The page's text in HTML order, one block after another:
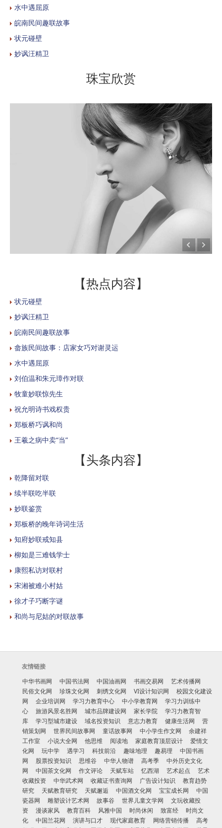
水中遇屈原
皖南民间趣联故事
状元碰壁
妙讽汪精卫
珠宝欣赏
【热点内容】
状元碰壁
妙讽汪精卫
皖南民间趣联故事
畲族民间故事：店家女巧对谢灵运
水中遇屈原
刘伯温和朱元璋作对联
牧童妙联惊先生
祝允明诗书戏权贵
郑板桥巧讽和尚
王羲之病中卖“当”
【头条内容】
乾降留对联
续半联吃半联
妙联鉴赏
郑板桥的晚年诗词生活
知府妙联戒知县
柳如是三难钱学士
康熙私访对联村
宋湘被难小村姑
徐才子巧断字谜
和尚与尼姑的对联故事
友情链接
中华书画网
中国书法网 中国油画网 书画交易网
艺术传播网
民俗文化网
珍珠文化网 刺绣文化网 VI设计知识网
校园文化建设
网
企业培训网 学习力教育中心 中小学教育网
学习力训练中
心
旅游风景名胜网 城市品牌建设网 家长学院
学习力教育智
库
学习型城市建设 域名投资知识 意志力教育 健康生活网
营
销策划网
世界民间故事网 童话故事网 中小学生作文网
余建祥
工作室
小说大全网 他思维 阅读地 家庭教育顶层设计
爱情文
化网
玩中学 遇学习 科技前沿 趣味地理 趣易理
中国书画
网
股票投资知识 思维谷 中华人物谱 高考季
中外历史文化
网
中国茶文化网 作文评论 天赋车站 忆西湖 艺术起点
艺术
收藏投资
中华武术网 收藏证书查询网 广告设计知识
教育趋势
研究
天赋教育研究 天赋邂逅 中国酒文化网 宝宝成长网
中国
瓷器网
雕塑设计艺术网 故事谷 世界儿童文学网
文玩收藏投
资
漫谈家风 教育百科 风雅中国 时尚休闲 致富经
时尚文
化
中国兰花网 演讲与口才 现代家庭教育 网络营销传播
高考